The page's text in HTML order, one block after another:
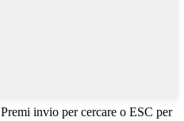
Premi invio per cercare o ESC per